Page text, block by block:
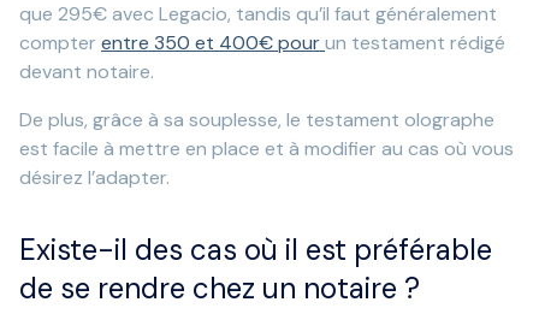
que 295€ avec Legacio, tandis qu’il faut généralement
compterentre 350 et 400€ pourun testament rédigé
devant notaire.
De plus, grâce à sa souplesse, le testament olographe
est facile à mettre en place et à modifier au cas où vous
désirez l’adapter.
Existe-il des cas où il est préférable
de se rendre chez un notaire ?